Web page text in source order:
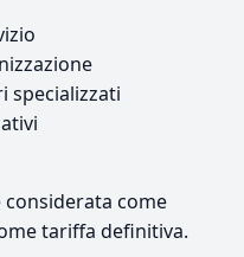
specializzati
considerata come
tariffa definitiva.